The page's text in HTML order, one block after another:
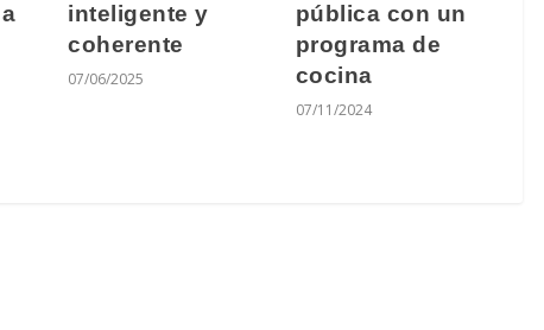
inteligente y
coherente
07/06/2025
pública con un
programa de
cocina
07/11/2024